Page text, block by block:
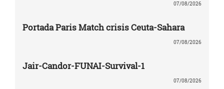
07/08/2026
Portada Paris Match crisis Ceuta-Sahara
07/08/2026
Jair-Candor-FUNAI-Survival-1
07/08/2026